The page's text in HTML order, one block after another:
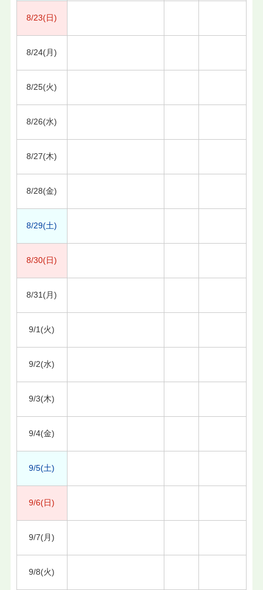
8/23(日)
8/24(月)
8/25(火)
8/26(水)
8/27(木)
8/28(金)
8/29(土)
8/30(日)
8/31(月)
9/1(火)
9/2(水)
9/3(木)
9/4(金)
9/5(土)
9/6(日)
9/7(月)
9/8(火)